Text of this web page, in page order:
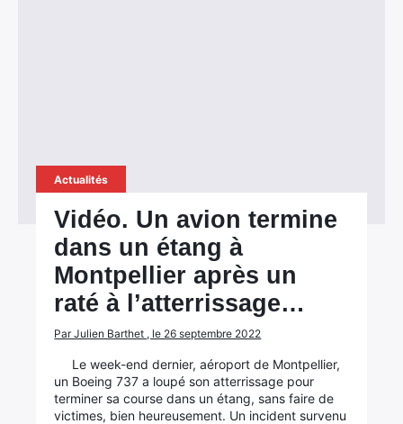
Actualités
Vidéo. Un avion termine
dans un étang à
Montpellier après un
raté à l’atterrissage…
Par Julien Barthet , le 26 septembre 2022
Le week-end dernier, aéroport de Montpellier,
un Boeing 737 a loupé son atterrissage pour
terminer sa course dans un étang, sans faire de
victimes, bien heureusement. Un incident survenu